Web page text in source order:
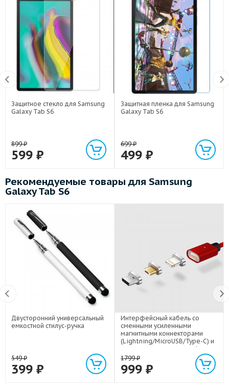
Защитное стекло для Samsung
Galaxy Tab S6
899₽
599 ₽
Защитная пленка для Samsung
Galaxy Tab S6
699₽
499 ₽
Рекомендуемые товары для Samsung
Galaxy Tab S6
Двусторонний универсальный
емкостной стилус-ручка
549₽
399 ₽
Интерфейсный кабель со
сменными усиленными
магнитными коннекторами
(Lightning/MicroUSB/Type-C) и
световым индикатором 1м
1799₽
999 ₽